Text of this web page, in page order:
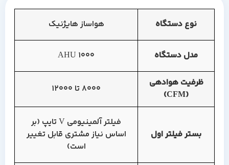
نوع دستگاه هواساز هایژنیک
مدل دستگاه AHU 1000
ظرفیت هوادهی
(CFM)
8000 تا 12000
بستر فیلتر اول
فیلتر آلمینیومی V تایپ (بر
اساس نیاز مشتری قابل تغییر
است)